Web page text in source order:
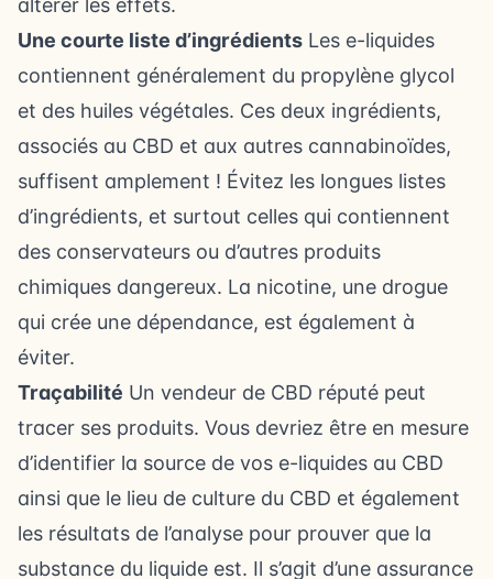
altérer les effets.
Une courte liste d’ingrédients Les e-liquides
contiennent généralement du propylène glycol
et des huiles végétales. Ces deux ingrédients,
associés au CBD et aux autres cannabinoïdes,
suffisent amplement ! Évitez les longues listes
d’ingrédients, et surtout celles qui contiennent
des conservateurs ou d’autres produits
chimiques dangereux. La nicotine, une drogue
qui crée une dépendance, est également à
éviter.
Traçabilité Un vendeur de CBD réputé peut
tracer ses produits. Vous devriez être en mesure
d’identifier la source de vos e-liquides au CBD
ainsi que le lieu de culture du CBD et également
les résultats de l’analyse pour prouver que la
substance du liquide est. Il s’agit d’une assurance